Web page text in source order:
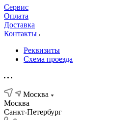
Сервис
Оплата
Доставка
Контакты
Реквизиты
Схема проезда
Москва
Москва
Санкт-Петербург